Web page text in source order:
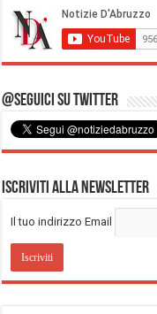
@Seguici su Twitter
Iscriviti alla Newsletter
Il tuo indirizzo Email